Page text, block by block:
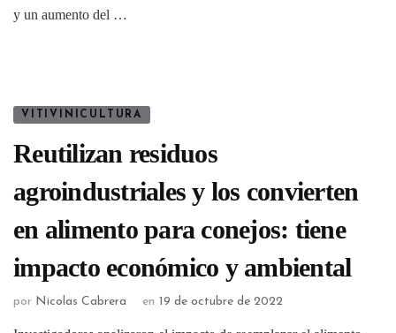
y un aumento del …
VITIVINICULTURA
Reutilizan residuos
agroindustriales y los convierten
en alimento para conejos: tiene
impacto económico y ambiental
por Nicolas Cabrera en 19 de octubre de 2022